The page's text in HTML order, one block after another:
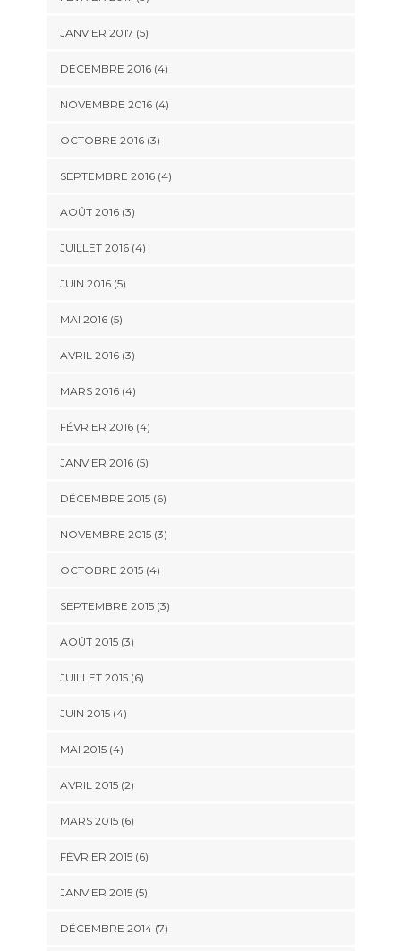
JANVIER 2017 (5)
DÉCEMBRE 2016(4)
NOVEMBRE 2016(4)
OCTOBRE 2016(3)
SEPTEMBRE 2016(4)
AOÛT 2016(3)
JUILLET 2016(4)
JUIN 2016(5)
MAI 2016(5)
AVRIL 2016(3)
MARS 2016(4)
FÉVRIER 2016(4)
JANVIER 2016(5)
DÉCEMBRE 2015(6)
NOVEMBRE 2015(3)
OCTOBRE 2015(4)
SEPTEMBRE 2015(3)
AOÛT 2015(3)
JUILLET 2015(6)
JUIN 2015(4)
MAI 2015(4)
AVRIL 2015(2)
MARS 2015(6)
FÉVRIER 2015(6)
JANVIER 2015(5)
DÉCEMBRE 2014(7)